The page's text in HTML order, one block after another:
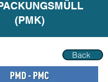
(PMK)
Back